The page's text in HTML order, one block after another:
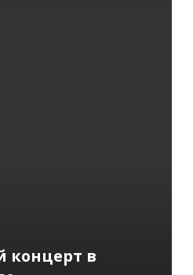
концерт в